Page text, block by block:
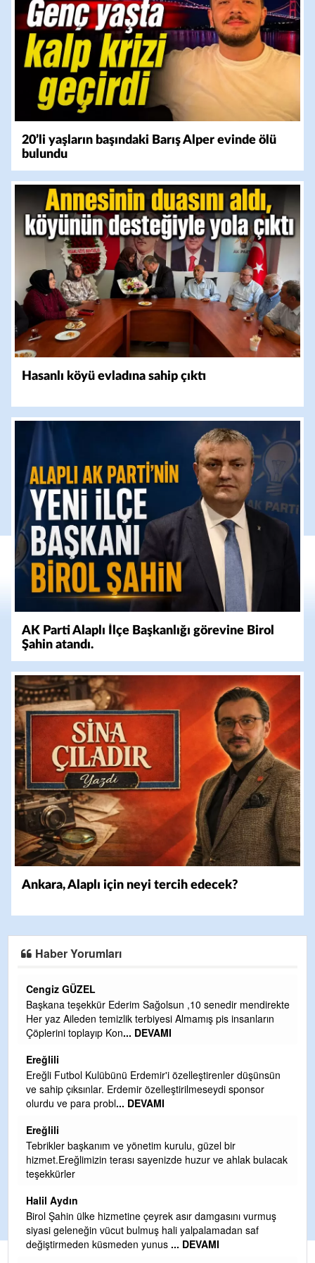
20’li yaşların başındaki Barış Alper evinde ölü
bulundu
Hasanlı köyü evladına sahip çıktı
AK Parti Alaplı İlçe Başkanlığı görevine Birol
Şahin atandı.
Ankara, Alaplı için neyi tercih edecek?
Haber Yorumları
bulacak
CEVDET YILMAZ
GULDERE DERE ÇALIŞMALARI, SEKIZ YIL ÖNCE
TARAFINDAN BAŞLATILDI, ETRASFINDA YERLEŞİM
OLMAYAN KISIMLARA DUVARLAR YAPILDI."BURADAK
Şaban yavuz
Mekanı cennet olsun kederli ailesine Rabbim Sabri Celil
ihsan eylesin
Sebahattin özarslan
Günaydın hayırlı sabahlar dilerim
H BakiYüksel
babaocağı
Yeni parti için ereğli ilçe teşkilatımızı merak eder dururken
asıl merakımız halk kahramanlarımız ereğli aşkı ile yanıp